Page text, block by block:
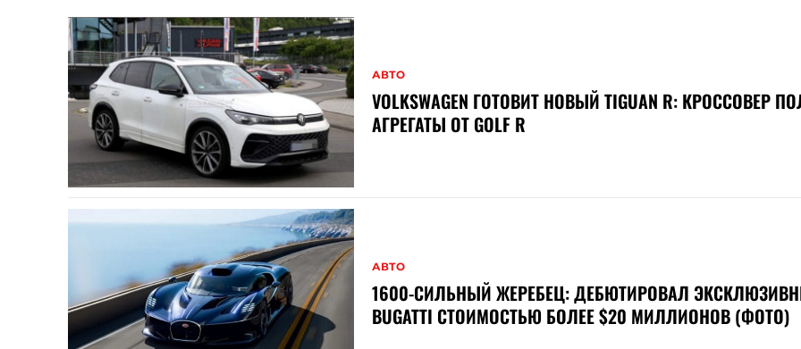
АВТО
VOLKSWAGEN ГОТОВИТ НОВЫЙ TIGUAN R: КРОССОВЕР
АГРЕГАТЫ ОТ GOLF R
АВТО
1600-СИЛЬНЫЙ ЖЕРЕБЕЦ: ДЕБЮТИРОВАЛ
BUGATTI СТОИМОСТЬЮ БОЛЕЕ $20 МИЛЛИОНОВ (ФОТО)